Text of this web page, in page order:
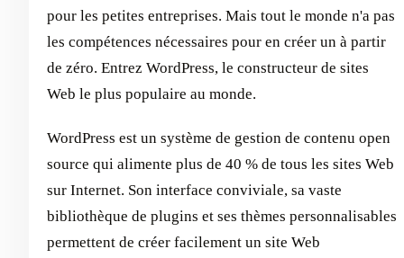
pour les petites entreprises. Mais tout le monde n'a pas
les compétences nécessaires pour en créer un à partir
de zéro. Entrez WordPress, le constructeur de sites
Web le plus populaire au monde.
WordPress est un système de gestion de contenu open
source qui alimente plus de 40 % de tous les sites Web
sur Internet. Son interface conviviale, sa vaste
bibliothèque de plugins et ses thèmes personnalisables
permettent de créer facilement un site Web